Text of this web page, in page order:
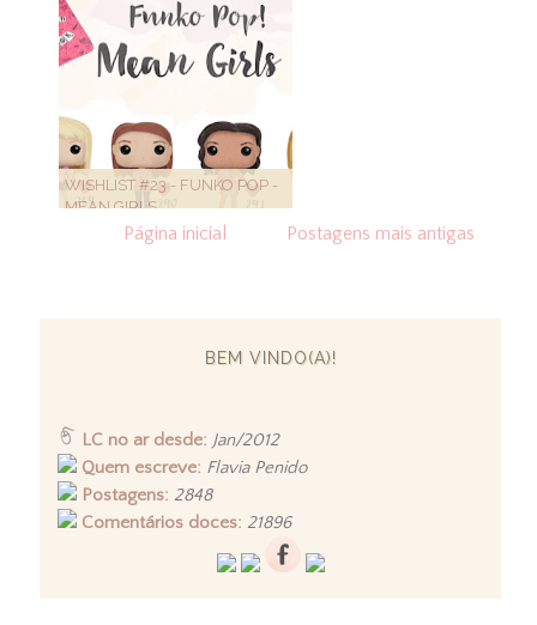
WISHLIST #23 - FUNKO POP -
MEAN GIRLS
Postagens mais antigas
Página inicial
BEM VINDO(A)!
LC no ar desde: Jan/2012
Quem escreve: Flavia Penido
Postagens: 2848
Comentários doces: 21896